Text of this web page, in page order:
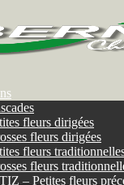
fleurs dirigées
fleurs dirigées
fleurs
fleurs
– Petites fleurs